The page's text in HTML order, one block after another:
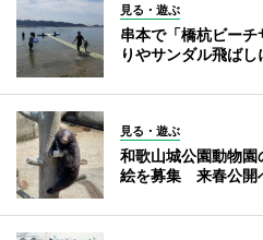
見る・遊ぶ
串本で「橋杭ビー
りやサンダル飛ばし
見る・遊ぶ
和歌山城公園動物園
絵を募集 来春公開